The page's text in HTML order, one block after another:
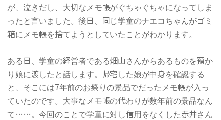
が、泣きだし、大切なメモ帳がぐちゃぐちゃになってしま
ったと言いました。後日、同じ学童のナエコちゃんがゴミ
箱にメモ帳を捨てようとしていたことがわかります。
ある日、学童の経営者である畑山さんからあるものを預か
り娘に渡したと話します。帰宅した娘が中身を確認する
と、そこには7年前のお祭りの景品でだったメモ帳が入っ
ていたのです。大事なメモ帳の代わりが数年前の景品なん
て……。今回のことで学童に対し信用をなくした赤井さん